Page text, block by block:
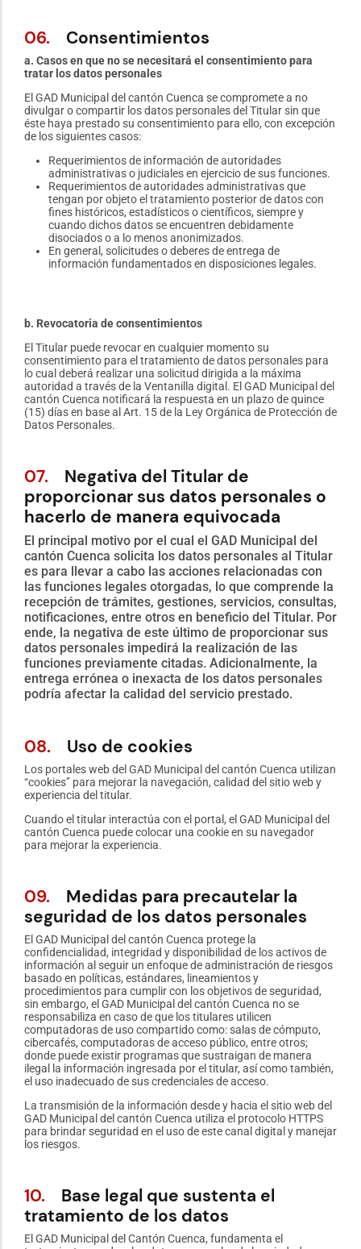
06. Consentimientos
a. Casos en que no se necesitará el consentimiento para
tratar los datos personales
El GAD Municipal del cantón Cuenca se compromete a no
divulgar o compartir los datos personales del Titular sin que
éste haya prestado su consentimiento para ello, con excepción
de los siguientes casos:
Requerimientos de información de autoridades
administrativas o judiciales en ejercicio de sus funciones.
Requerimientos de autoridades administrativas que
tengan por objeto el tratamiento posterior de datos con
fines históricos, estadísticos o científicos, siempre y
cuando dichos datos se encuentren debidamente
disociados o a lo menos anonimizados.
En general, solicitudes o deberes de entrega de
información fundamentados en disposiciones legales.
b. Revocatoria de consentimientos
El Titular puede revocar en cualquier momento su
consentimiento para el tratamiento de datos personales para
lo cual deberá realizar una solicitud dirigida a la máxima
autoridad a través de la Ventanilla digital. El GAD Municipal del
cantón Cuenca notificará la respuesta en un plazo de quince
(15) días en base al Art. 15 de la Ley Orgánica de Protección de
Datos Personales.
07.
Negativa del Titular de
proporcionar sus datos personales o
hacerlo de manera equivocada
El principal motivo por el cual el GAD Municipal del
cantón Cuenca solicita los datos personales al Titular
es para llevar a cabo las acciones relacionadas con
las funciones legales otorgadas, lo que comprende la
recepción de trámites, gestiones, servicios, consultas,
notificaciones, entre otros en beneficio del Titular. Por
ende, la negativa de este último de proporcionar sus
datos personales impedirá la realización de las
funciones previamente citadas. Adicionalmente, la
entrega errónea o inexacta de los datos personales
podría afectar la calidad del servicio prestado.
08. Uso de cookies
Los portales web del GAD Municipal del cantón Cuenca utilizan
“cookies” para mejorar la navegación, calidad del sitio web y
experiencia del titular.
Cuando el titular interactúa con el portal, el GAD Municipal del
cantón Cuenca puede colocar una cookie en su navegador
para mejorar la experiencia.
09.
Medidas para precautelar la
seguridad de los datos personales
El GAD Municipal del cantón Cuenca protege la
confidencialidad, integridad y disponibilidad de los activos de
información al seguir un enfoque de administración de riesgos
basado en políticas, estándares, lineamientos y
procedimientos para cumplir con los objetivos de seguridad,
sin embargo, el GAD Municipal del cantón Cuenca no se
responsabiliza en caso de que los titulares utilicen
computadoras de uso compartido como: salas de cómputo,
cibercafés, computadoras de acceso público, entre otros;
donde puede existir programas que sustraigan de manera
ilegal la información ingresada por el titular, así como también,
el uso inadecuado de sus credenciales de acceso.
La transmisión de la información desde y hacia el sitio web del
GAD Municipal del cantón Cuenca utiliza el protocolo HTTPS
para brindar seguridad en el uso de este canal digital y manejar
los riesgos.
10.
Base legal que sustenta el
tratamiento de los datos
El GAD Municipal del Cantón Cuenca, fundamenta el